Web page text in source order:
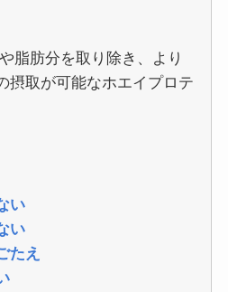
脂肪分を取り除き、より
摂取が可能なホエイプロテ
い
い
たえ